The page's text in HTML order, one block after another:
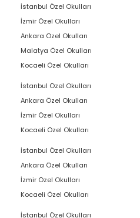
İstanbul Özel Okulları
İzmir Özel Okulları
Ankara Özel Okulları
Malatya Özel Okulları
Kocaeli Özel Okulları
İstanbul Özel Okulları
Ankara Özel Okulları
İzmir Özel Okulları
Kocaeli Özel Okulları
İstanbul Özel Okulları
Ankara Özel Okulları
İzmir Özel Okulları
Kocaeli Özel Okulları
İstanbul Özel Okulları